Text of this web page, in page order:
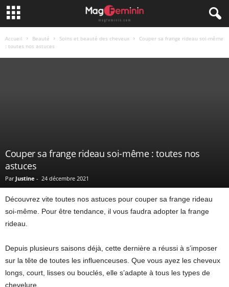
Accueil Beauté Soins et beauté des cheveux
Couper sa frange rideau soi-même
: toutes nos astuces
Couper sa frange rideau soi-même : toutes nos
astuces
Par Justine - 24 décembre 2021
Découvrez vite toutes nos astuces pour couper sa frange rideau
soi-même. Pour être tendance, il vous faudra adopter la frange
rideau.
Depuis plusieurs saisons déjà, cette dernière a réussi à s’imposer
sur la tête de toutes les influenceuses. Que vous ayez les cheveux
longs, court, lisses ou bouclés, elle s’adapte à tous les types de
chevelure.